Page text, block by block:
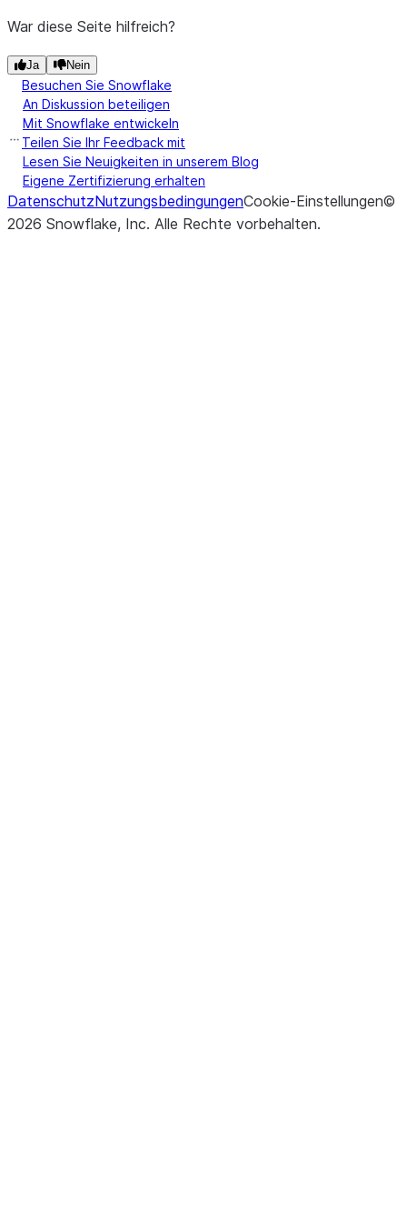
War diese Seite hilfreich?
Ja Nein
Besuchen Sie Snowflake
An Diskussion beteiligen
Mit Snowflake entwickeln
Teilen Sie Ihr Feedback mit
Lesen Sie Neuigkeiten in unserem Blog
Eigene Zertifizierung erhalten
DatenschutzNutzungsbedingungenCookie-Einstellungen©
2026 Snowflake, Inc. Alle Rechte vorbehalten.